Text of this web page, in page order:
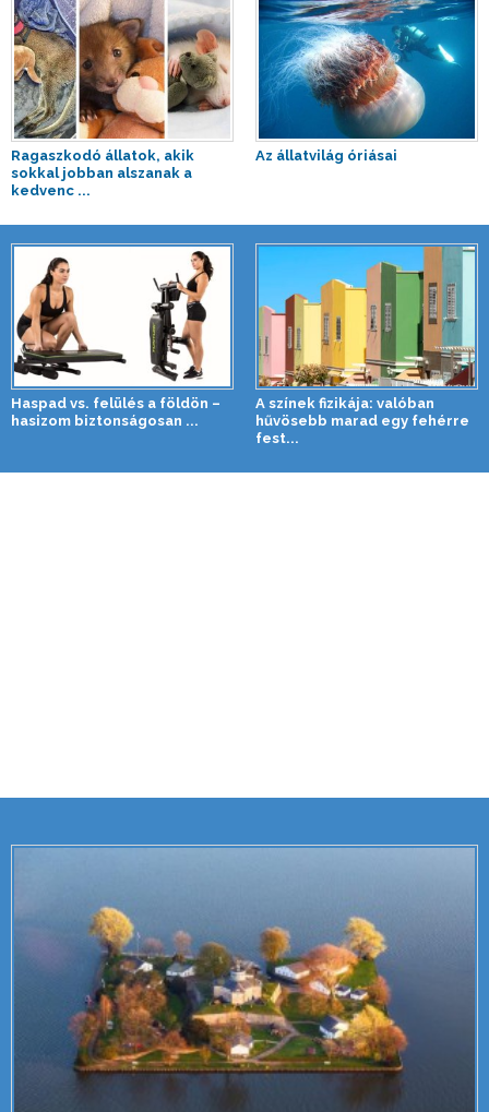
Ragaszkodó állatok, akik
sokkal jobban alszanak a
kedvenc ...
Az állatvilág óriásai
Haspad vs. felülés a földön –
hasizom biztonságosan ...
A színek fizikája: valóban
hűvösebb marad egy fehérre
fest...